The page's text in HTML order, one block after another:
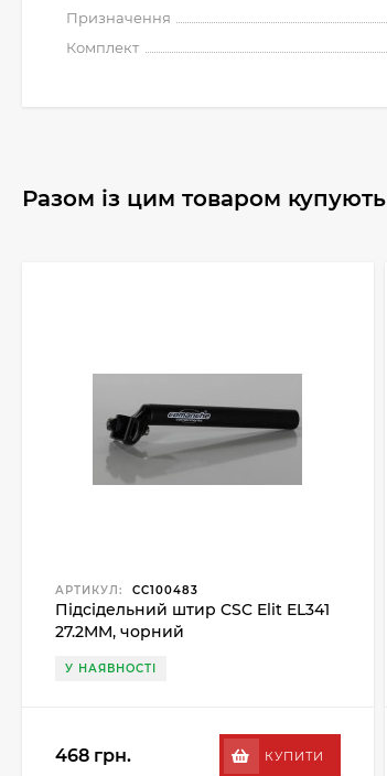
Призначення
Комплект
Разом із цим товаром купують
АРТИКУЛ: CC100483
Підсідельний штир CSC Elit EL341
27.2MM, чорний
У НАЯВНОСТІ
468 грн. КУПИТИ